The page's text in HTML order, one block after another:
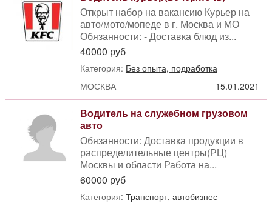
Открыт набор на вакансию Курьер на
авто/мото/мопеде в г. Москва и МО
Обязанности: - Доставка блюд из...
40000 руб
Категория: Без опыта, подработка
МОСКВА
15.01.2021
Водитель на служебном грузовом
авто
Обязанности: Доставка продукции в
распределительные центры(РЦ)
Москвы и области Работа на...
60000 руб
Категория: Транспорт, автобизнес